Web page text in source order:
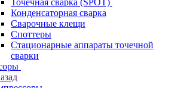
Точечная сварка (SPOT)
Конденсаторная сварка
Сварочные клещи
Споттеры
Стационарные аппараты точечной
сварки